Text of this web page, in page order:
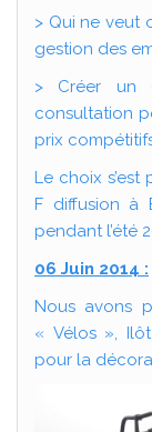
> Qui ne veut
gestion des
> Créer un
consultation
prix
Le choix
F diffusion à
pendant l’été
06 Juin 2014 :
Nous avons
« Vélos »,
pour la